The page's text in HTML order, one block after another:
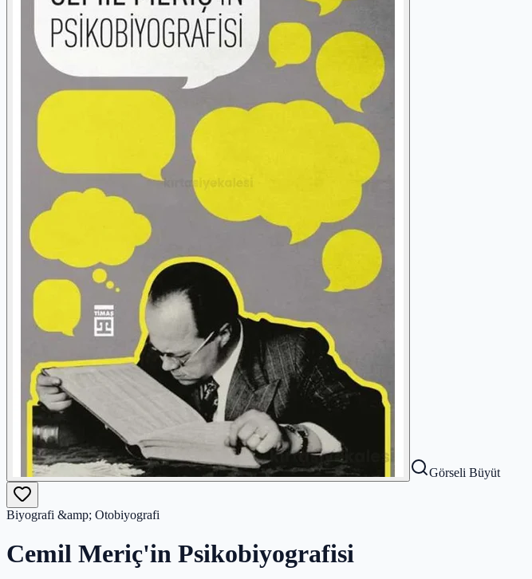
Görseli Büyüt
Biyografi &amp; Otobiyografi
Cemil Meriç'in Psikobiyografisi